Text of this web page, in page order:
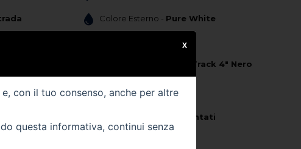
Colore Esterno - Pure White
Tessuto "Track 4" Nero
Km -49000
Neo Patentati
con il tuo consenso, anche per altre
questa informativa, continui senza
X